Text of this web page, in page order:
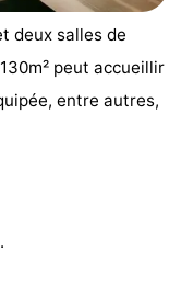
deux salles de
peut accueillir
entre autres,